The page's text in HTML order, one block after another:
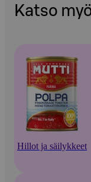
Katso
Hillot ja säilykkeet